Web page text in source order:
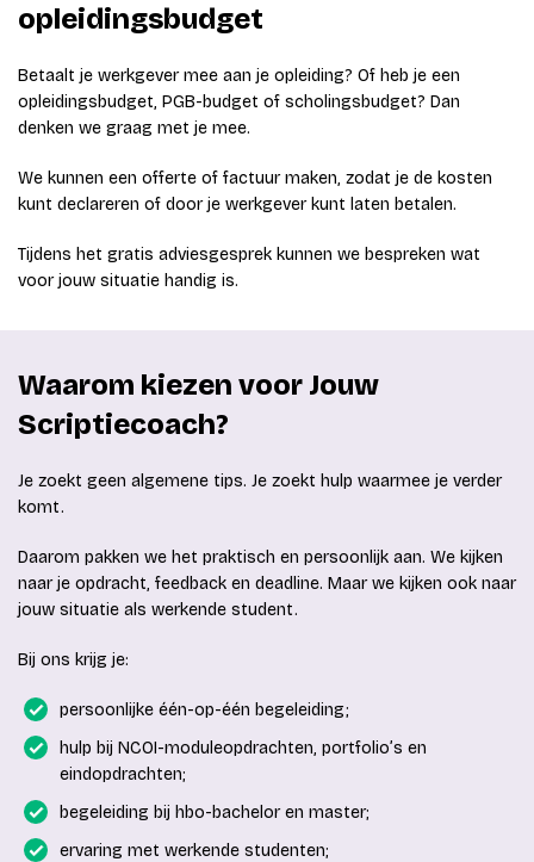
opleidingsbudget
Betaalt je werkgever mee aan je opleiding? Of heb je een
opleidingsbudget, PGB-budget of scholingsbudget? Dan
denken we graag met je mee.
We kunnen een offerte of factuur maken, zodat je de kosten
kunt declareren of door je werkgever kunt laten betalen.
Tijdens het gratis adviesgesprek kunnen we bespreken wat
voor jouw situatie handig is.
Waarom kiezen voor Jouw
Scriptiecoach?
Je zoekt geen algemene tips. Je zoekt hulp waarmee je verder
komt.
Daarom pakken we het praktisch en persoonlijk aan. We kijken
naar je opdracht, feedback en deadline. Maar we kijken ook naar
jouw situatie als werkende student.
Bij ons krijg je:
persoonlijke één-op-één begeleiding;
hulp bij NCOI-moduleopdrachten, portfolio’s en
eindopdrachten;
begeleiding bij hbo-bachelor en master;
ervaring met werkende studenten;